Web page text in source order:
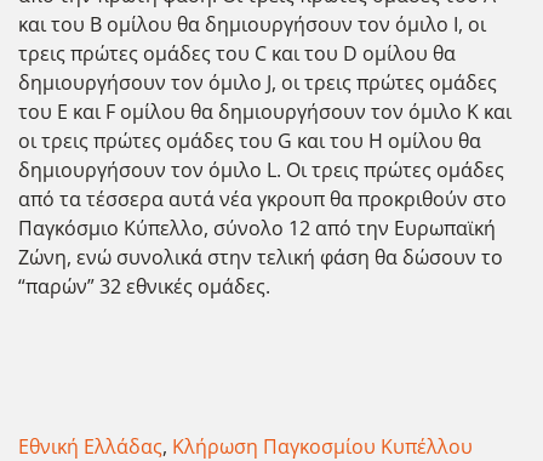
και του Β ομίλου θα δημιουργήσουν τον όμιλο Ι, οι
τρεις πρώτες ομάδες του C και του D ομίλου θα
δημιουργήσουν τον όμιλο J, οι τρεις πρώτες ομάδες
του E και F ομίλου θα δημιουργήσουν τον όμιλο Κ και
οι τρεις πρώτες ομάδες του G και του H ομίλου θα
δημιουργήσουν τον όμιλο L. Οι τρεις πρώτες ομάδες
από τα τέσσερα αυτά νέα γκρουπ θα προκριθούν στο
Παγκόσμιο Κύπελλο, σύνολο 12 από την Ευρωπαϊκή
Ζώνη, ενώ συνολικά στην τελική φάση θα δώσουν το
“παρών” 32 εθνικές ομάδες.
Εθνική Ελλάδας, Κλήρωση Παγκοσμίου Κυπέλλου